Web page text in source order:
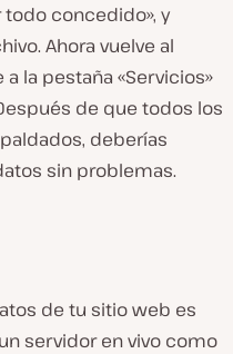
todo concedido», y
Ahora vuelve al
a la pestaña «Servicios»
de que todos los
deberías
sin problemas.
de tu sitio web es
servidor en vivo como